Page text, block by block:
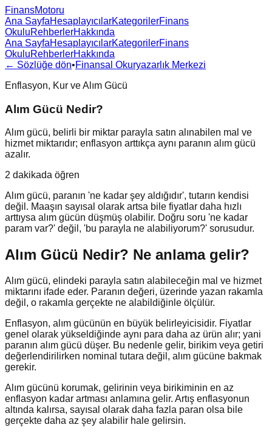
FinansMotoru
Ana SayfaHesaplayıcılarKategorilerFinans
OkuluRehberlerHakkında
Ana SayfaHesaplayıcılarKategorilerFinans
OkuluRehberlerHakkında
← Sözlüğe dön•Finansal Okuryazarlık Merkezi
Enflasyon, Kur ve Alım Gücü
Alım Gücü Nedir?
Alım gücü, belirli bir miktar parayla satın alınabilen mal ve
hizmet miktarıdır; enflasyon arttıkça aynı paranın alım gücü
azalır.
2 dakikada öğren
Alım gücü, paranın 'ne kadar şey aldığıdır', tutarın kendisi
değil. Maaşın sayısal olarak artsa bile fiyatlar daha hızlı
arttıysa alım gücün düşmüş olabilir. Doğru soru 'ne kadar
param var?' değil, 'bu parayla ne alabiliyorum?' sorusudur.
Alım Gücü Nedir? Ne anlama gelir?
Alım gücü, elindeki parayla satın alabileceğin mal ve hizmet
miktarını ifade eder. Paranın değeri, üzerinde yazan rakamla
değil, o rakamla gerçekte ne alabildiğinle ölçülür.
Enflasyon, alım gücünün en büyük belirleyicisidir. Fiyatlar
genel olarak yükseldiğinde aynı para daha az ürün alır; yani
paranın alım gücü düşer. Bu nedenle gelir, birikim veya getiri
değerlendirilirken nominal tutara değil, alım gücüne bakmak
gerekir.
Alım gücünü korumak, gelirinin veya birikiminin en az
enflasyon kadar artması anlamına gelir. Artış enflasyonun
altında kalırsa, sayısal olarak daha fazla paran olsa bile
gerçekte daha az şey alabilir hale gelirsin.